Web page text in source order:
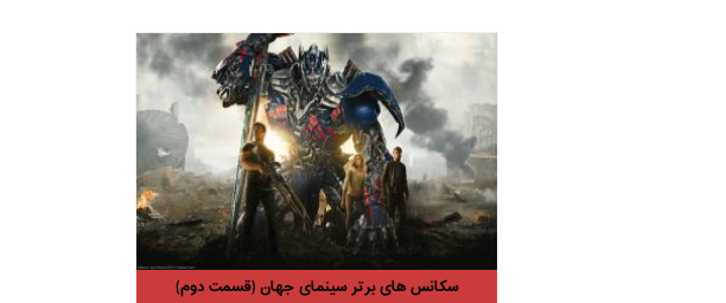
سکانس های برتر سینمای جهان (قسمت دوم)